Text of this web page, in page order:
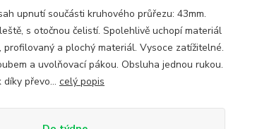
upnutí součásti kruhového průřezu: 43mm.
s otočnou čelistí. Spolehlivě uchopí materiál
profilovaný a plochý materiál. Vysoce zatížitelné.
a uvolňovací pákou. Obsluha jednou rukou.
převo... celý popis